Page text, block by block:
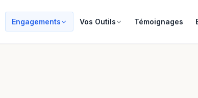
Engagements Vos Outils Témoignages